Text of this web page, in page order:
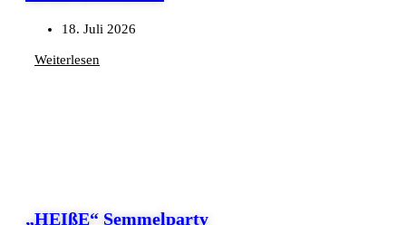
18. Juli 2026
Weiterlesen
„HEIßE“ Semmelparty